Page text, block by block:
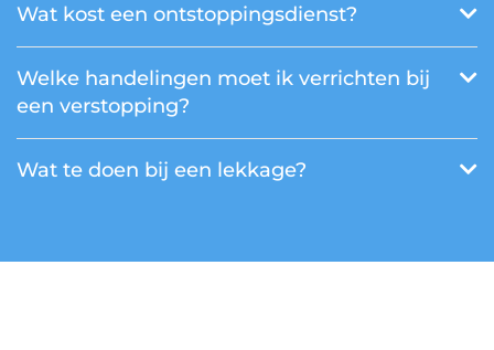
Wat kost een ontstoppingsdienst?
Welke handelingen moet ik verrichten bij
een verstopping?
Wat te doen bij een lekkage?